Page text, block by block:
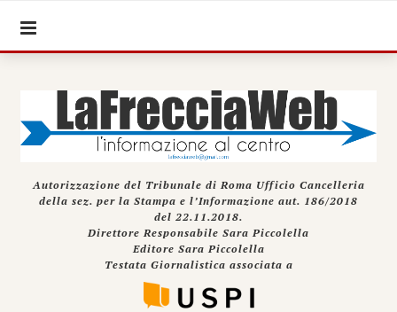
Autorizzazione del Tribunale di Roma Ufficio Cancelleria
della sez. per la Stampa e l’Informazione aut. 186/2018
del 22.11.2018.
Direttore Responsabile Sara Piccolella
Editore Sara Piccolella
Testata Giornalistica associata a